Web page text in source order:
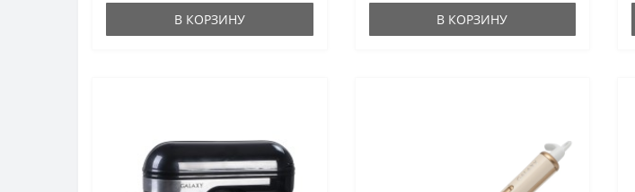
В КОРЗИНУ В КОРЗИНУ